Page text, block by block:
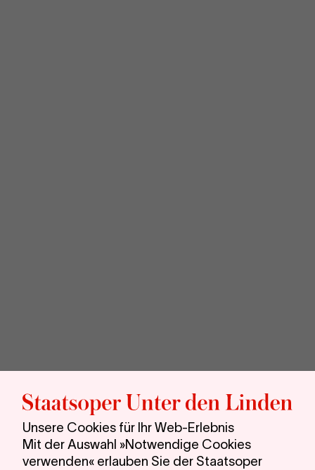
Unsere Cookies für Ihr Web-Erlebnis
Mit der Auswahl »Notwendige Cookies
verwenden« erlauben Sie der Staatsoper